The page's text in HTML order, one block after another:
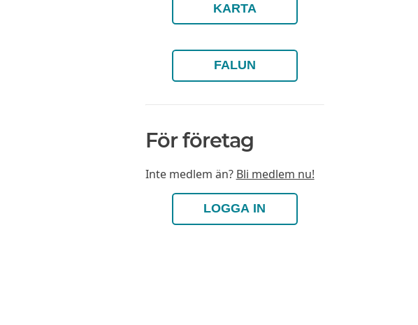
KARTA
FALUN
För företag
Inte medlem än? Bli medlem nu!
LOGGA IN